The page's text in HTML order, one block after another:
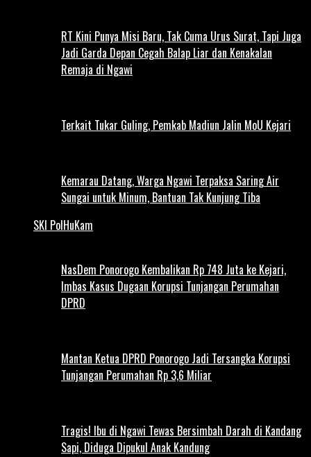
RT Kini Punya Misi Baru, Tak Cuma Urus Surat, Tapi Juga
Jadi Garda Depan Cegah Balap Liar dan Kenakalan
Remaja di Ngawi
Terkait Tukar Guling, Pemkab Madiun Jalin MoU Kejari
Kemarau Datang, Warga Ngawi Terpaksa Saring Air
Sungai untuk Minum, Bantuan Tak Kunjung Tiba
SKI PolHuKam
NasDem Ponorogo Kembalikan Rp 748 Juta ke Kejari,
Imbas Kasus Dugaan Korupsi Tunjangan Perumahan
DPRD
Mantan Ketua DPRD Ponorogo Jadi Tersangka Korupsi
Tunjangan Perumahan Rp 3,6 Miliar
Tragis! Ibu di Ngawi Tewas Bersimbah Darah di Kandang
Sapi, Diduga Dipukul Anak Kandung